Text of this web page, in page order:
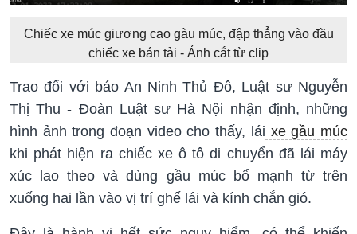
Chiếc xe múc giương cao gàu múc, đập thẳng vào đầu
chiếc xe bán tải - Ảnh cắt từ clip
Trao đổi với báo An Ninh Thủ Đô, Luật sư Nguyễn
Thị Thu - Đoàn Luật sư Hà Nội nhận định, những
hình ảnh trong đoạn video cho thấy, lái xe gầu múc
khi phát hiện ra chiếc xe ô tô di chuyển đã lái máy
xúc lao theo và dùng gầu múc bổ mạnh từ trên
xuống hai lần vào vị trí ghế lái và kính chắn gió.